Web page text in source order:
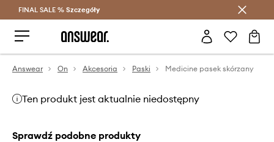
Oszczędzaj z Answear Club >
FINAL SALE % Szczegóły
Answear On Akcesoria Paski Medicine pasek skórzany
Ten produkt jest aktualnie niedostępny
Sprawdź podobne produkty